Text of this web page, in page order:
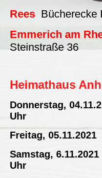
Rees Bücherecke
Emmerich am
Steinstraße 36
Heimathaus
Donnerstag,
Uhr
Freitag,
Samstag,
Uhr